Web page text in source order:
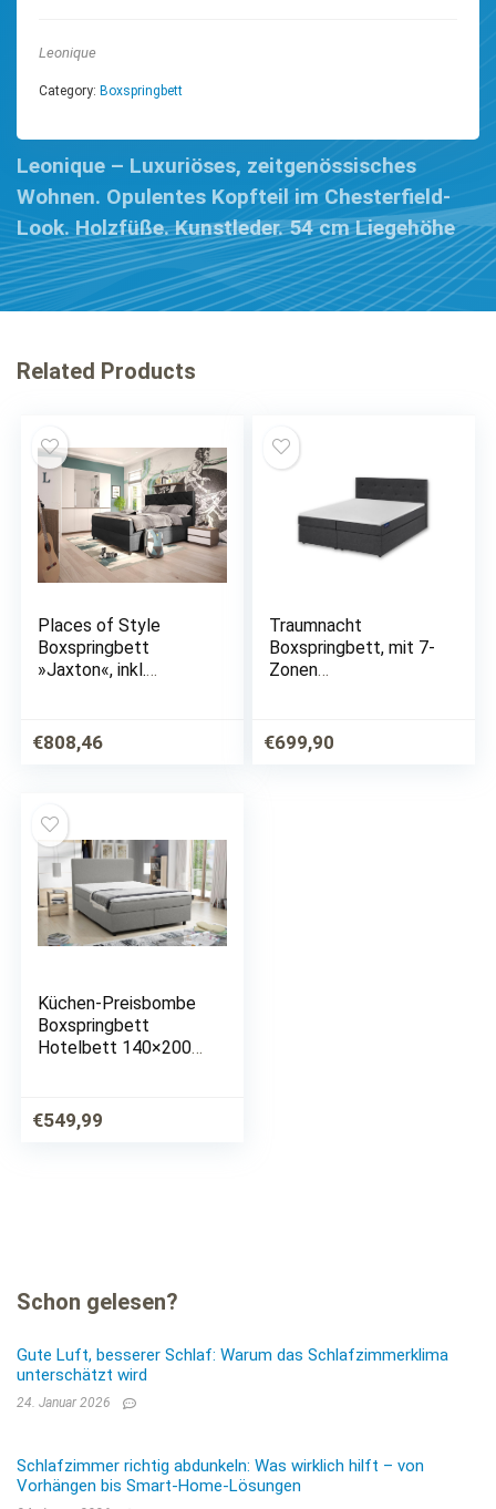
Leonique
Category: Boxspringbett
Leonique – Luxuriöses, zeitgenössisches
Wohnen. Opulentes Kopfteil im Chesterfield-
Look. Holzfüße. Kunstleder. 54 cm Liegehöhe
Related Products
Places of Style
Boxspringbett
»Jaxton«, inkl.
€808,46
Traumnacht
Boxspringbett, mit 7-
Zonen
und
Komfortschaumtopp
€699,90
Küchen-Preisbombe
Boxspringbett
Hotelbett 140×200
hellgrau
€549,99
Schon gelesen?
Gute Luft, besserer Schlaf: Warum das Schlafzimmerklima
unterschätzt wird
24. Januar 2026
Schlafzimmer richtig abdunkeln: Was wirklich hilft – von
Vorhängen bis Smart-Home-Lösungen